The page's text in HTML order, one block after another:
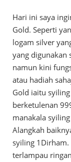
Hari ini saya
Gold. Seperti
logam silver
yang digunakan
namun kini
atau hadiah
Gold iaitu syiling
berketulenan
manakala
Alangkah
syiling
terlampau